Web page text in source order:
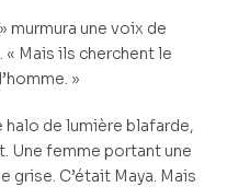
murmura une voix de
Mais ils cherchent le
»
halo de lumière blafarde,
Une femme portant une
C’était Maya. Mais